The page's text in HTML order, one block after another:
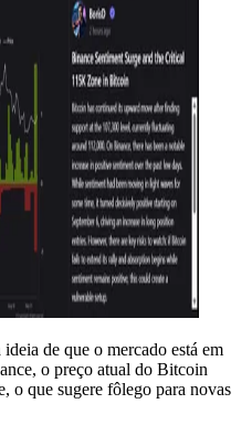
ideia de que o mercado está em
o preço atual do Bitcoin
o que sugere fôlego para novas